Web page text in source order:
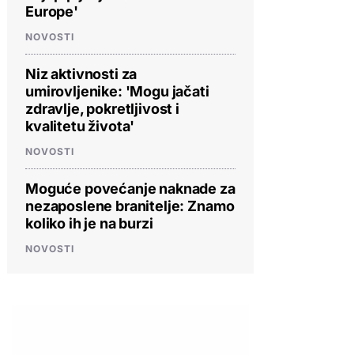
Europe'
NOVOSTI
Niz aktivnosti za
umirovljenike: 'Mogu jačati
zdravlje, pokretljivost i
kvalitetu života'
NOVOSTI
Moguće povećanje naknade za
nezaposlene branitelje: Znamo
koliko ih je na burzi
NOVOSTI